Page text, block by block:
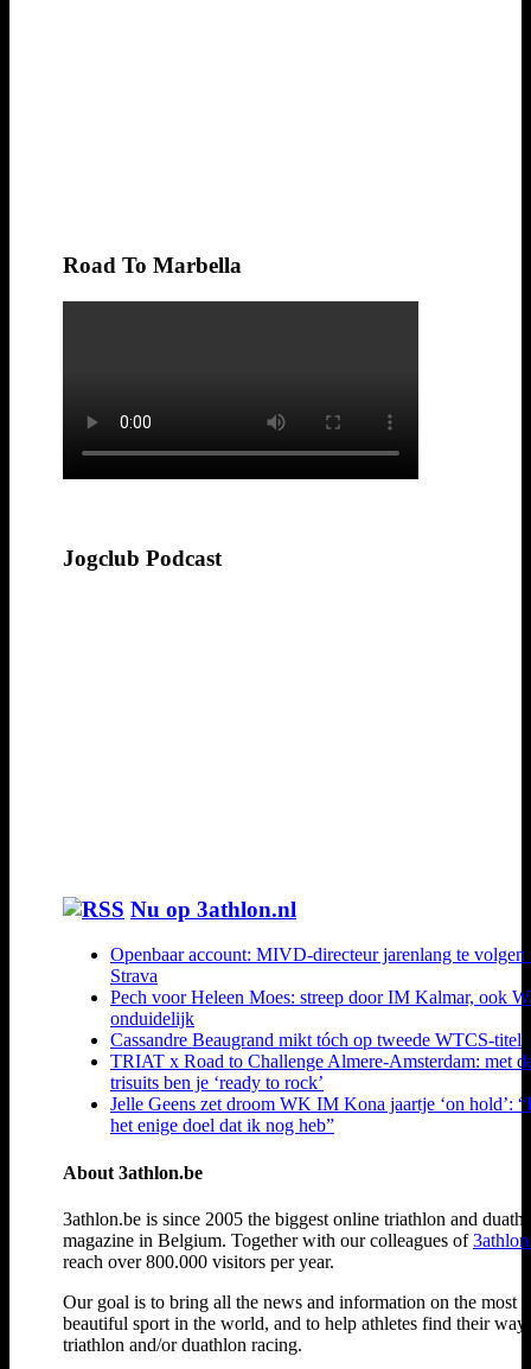
Road To Marbella
Jogclub Podcast
Nu op 3athlon.nl
Openbaar account: MIVD-directeur jarenlang te volgen
Strava
Pech voor Heleen Moes: streep door IM Kalmar, ook
onduidelijk
Cassandre Beaugrand mikt tóch op tweede WTCS-titel
TRIAT x Road to Challenge Almere-Amsterdam: met
trisuits ben je ‘ready to rock’
Jelle Geens zet droom WK IM Kona jaartje ‘on hold’:
het enige doel dat ik nog heb”
About 3athlon.be
3athlon.be is since 2005 the biggest online triathlon and
magazine in Belgium. Together with our colleagues of
reach over 800.000 visitors per year.
Our goal is to bring all the news and information on the most
beautiful sport in the world, and to help athletes find their way
triathlon and/or duathlon racing.